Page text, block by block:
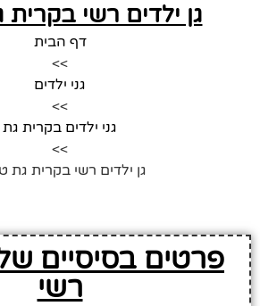
גן ילדים רשי בקרית
דף הבית
>>
גני ילדים
>>
גני ילדים בקרית גת
>>
גן ילדים רשי בקרית גת
פרטים בסיסיים של
רשי